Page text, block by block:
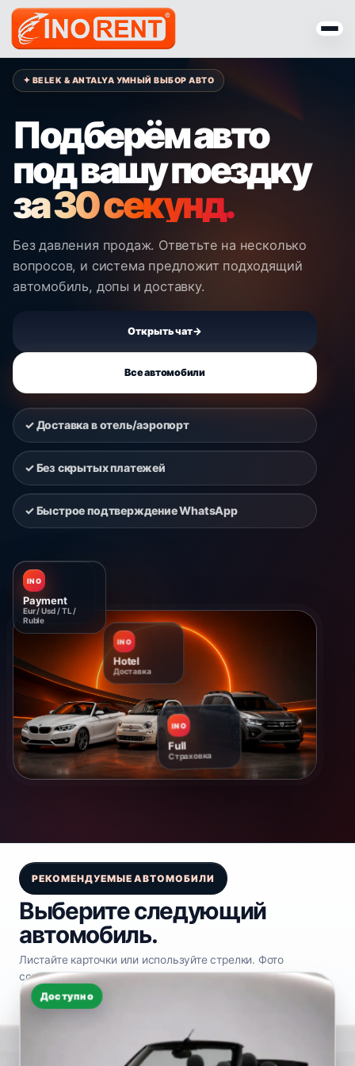
✦ BELEK & ANTALYA УМНЫЙ ВЫБОР АВТО
Подберём авто
под вашу поездку
за 30 секунд.
Без давления продаж. Ответьте на несколько
вопросов, и система предложит подходящий
автомобиль, допы и доставку.
Открыть чат→
Все автомобили
✓ Доставка в отель/аэропорт
✓ Без скрытых платежей
✓ Быстрое подтверждение WhatsApp
INO
Hotel
Доставка
INO
Full
Страховка
INO
24/7
Support
INO
Payment
Eur / Usd / TL /
РЕКОМЕНДУЕМЫЕ АВТОМОБИЛИ
Выберите следующий
автомобиль.
Листайте карточки или используйте стрелки. Фото
сохраняют исходные пропорции.
Доступно
Доступно